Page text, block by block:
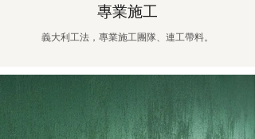
專業施工
義大利工法，專業施工團隊、連工帶料。